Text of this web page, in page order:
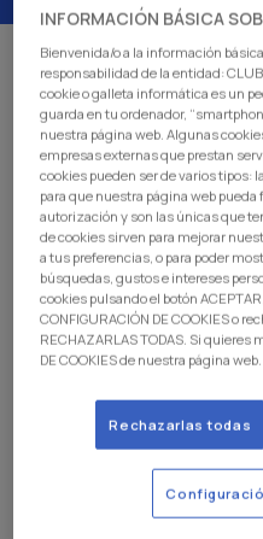
El C.D. Leganés pone
febrero las entradas
sábado 14 (14:00
Estadio Bahrain
correspondiente a la
LALIGA HYPERMOTION.
En total, el club dispondrá
el club andaluz, que
abonados al precio de
estarán disponibles el
18:00 horas en la Oficina
Cada socio podrá adquirir
DNI y abono físico. Las
que deberán incluir los
INFORMACIÓN BÁSICA
Bienvenida/o a la información
responsabilidad de la entidad: CLUB
cookie o galleta informática es un
guarda en tu ordenador,
nuestra página web. Algunas
empresas externas que prestan
cookies pueden ser de varios tipos:
para que nuestra página web
autorización y son las únicas que
de cookies sirven para mejorar
a tus preferencias, o para poder
búsquedas, gustos e intereses
cookies pulsando el botón
CONFIGURACIÓN DE COOKIES o
RECHAZARLAS TODAS. Si
DE COOKIES de nuestra página web.
Rechazarlas todas